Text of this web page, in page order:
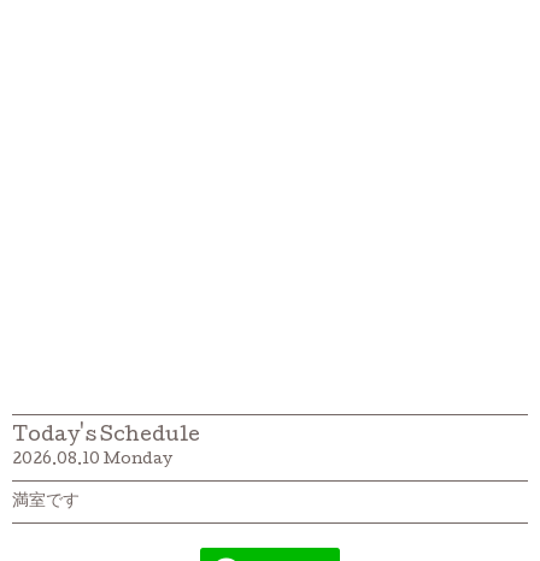
Today's Schedule
2026.08.10 Monday
満室です